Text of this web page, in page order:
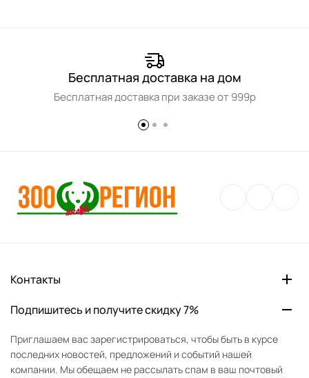
Бесплатная доставка на дом
Бесплатная доставка при заказе от 999р
Контакты
Подпишитесь и получите скидку 7%
Приглашаем вас зарегистрироваться, чтобы быть в курсе
последних новостей, предложений и событий нашей
компании. Мы обещаем не рассылать спам в ваш почтовый